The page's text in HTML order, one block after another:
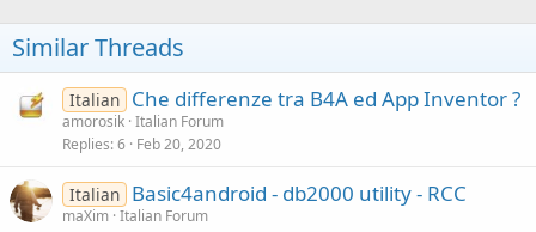
Similar Threads
Italian Che differenze tra B4A ed App Inventor ?
amorosik Italian Forum
Replies 6 Feb 20, 2020
Italian Basic4android - db2000 utility - RCC
maXim Italian Forum